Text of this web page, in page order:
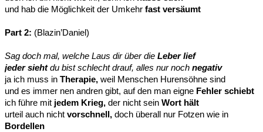
und hab die Möglichkeit der Umkehr fast versäumt
Part 2: (Blazin’Daniel)
Sag doch mal, welche Laus dir über die Leber lief
jeder siehtdu bist schlecht drauf, alles nur noch negativ
ja ich muss in Therapie, weil Menschen Hurensöhne sind
und es immer nen andren gibt, auf den man eigne Fehler schiebt
ich führe mit jedem Krieg, der nicht sein Wort hält
urteil auch nicht vorschnell, doch überall nur Fotzen wie in
Bordellen